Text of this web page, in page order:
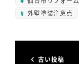
外壁塗装注意点
古い投稿